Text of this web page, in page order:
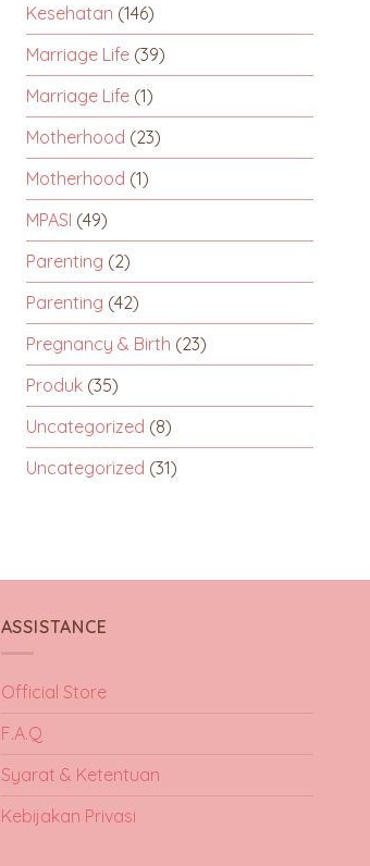
Kesehatan (146)
Marriage Life (39)
Marriage Life (1)
Motherhood (23)
Motherhood (1)
MPASI (49)
Parenting (2)
Parenting (42)
Pregnancy & Birth (23)
Produk (35)
Uncategorized (8)
Uncategorized (31)
ASSISTANCE
Official Store
F.A.Q
Syarat & Ketentuan
Kebijakan Privasi